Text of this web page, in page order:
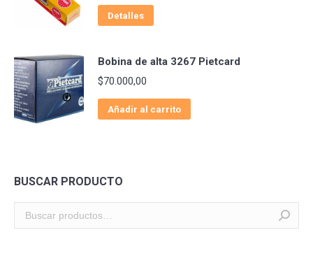
Detalles
Bobina de alta 3267 Pietcard
$70.000,00
Añadir al carrito
BUSCAR PRODUCTO